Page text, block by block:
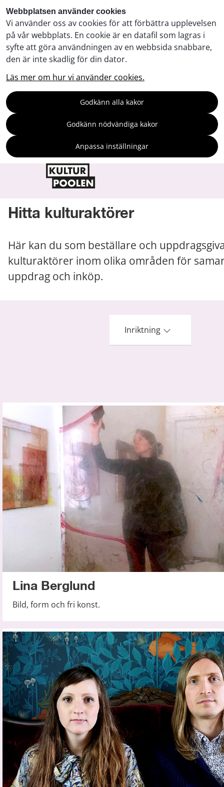
Webbplatsen använder cookies
Vi använder oss av cookies för att förbättra upplevelsen
på vår webbplats. En cookie är en datafil som lagras i
syfte att göra användningen av en webbsida snabbare,
den är inte skadlig för din dator.
Läs mer om hur vi använder cookies.
Godkänn alla kakor
Godkänn nödvändiga kakor
Anpassa inställningar
Hitta kulturaktörer
Här kan du som beställare och
kulturaktörer inom olika områden för
uppdrag och inköp.
Inriktning
Lina Berglund
Bild, form och fri konst.